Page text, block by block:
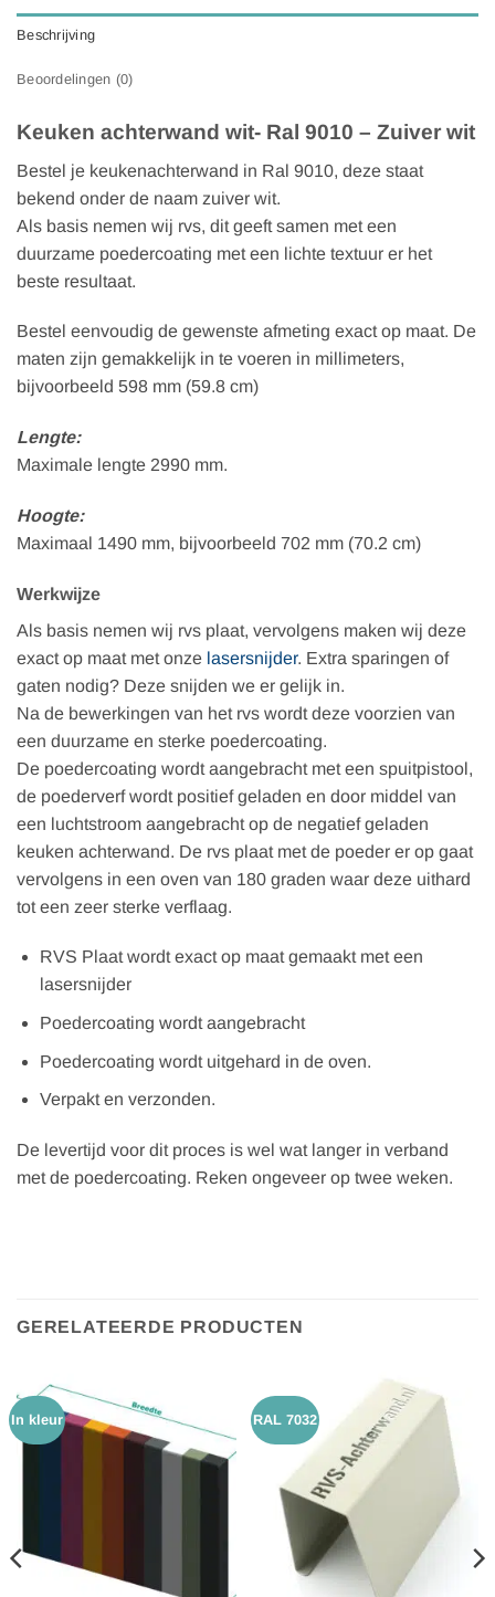
Beschrijving
Beoordelingen (0)
Keuken achterwand wit- Ral 9010 – Zuiver wit
Bestel je keukenachterwand in Ral 9010, deze staat
bekend onder de naam zuiver wit.
Als basis nemen wij rvs, dit geeft samen met een
duurzame poedercoating met een lichte textuur er het
beste resultaat.
Bestel eenvoudig de gewenste afmeting exact op maat. De
maten zijn gemakkelijk in te voeren in millimeters,
bijvoorbeeld 598 mm (59.8 cm)
Lengte:
Maximale lengte 2990 mm.
Hoogte:
Maximaal 1490 mm, bijvoorbeeld 702 mm (70.2 cm)
Werkwijze
Als basis nemen wij rvs plaat, vervolgens maken wij deze
exact op maat met onze lasersnijder. Extra sparingen of
gaten nodig? Deze snijden we er gelijk in.
Na de bewerkingen van het rvs wordt deze voorzien van
een duurzame en sterke poedercoating.
De poedercoating wordt aangebracht met een spuitpistool,
de poederverf wordt positief geladen en door middel van
een luchtstroom aangebracht op de negatief geladen
keuken achterwand. De rvs plaat met de poeder er op gaat
vervolgens in een oven van 180 graden waar deze uithard
tot een zeer sterke verflaag.
RVS Plaat wordt exact op maat gemaakt met een
lasersnijder
Poedercoating wordt aangebracht
Poedercoating wordt uitgehard in de oven.
Verpakt en verzonden.
De levertijd voor dit proces is wel wat langer in verband
met de poedercoating. Reken ongeveer op twee weken.
GERELATEERDE PRODUCTEN
In kleur RAL 7032